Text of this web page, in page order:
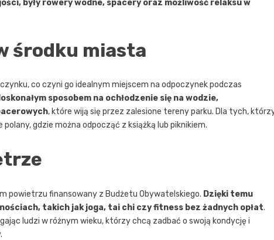
były rowery wodne, spacery oraz możliwość relaksu w
środku miasta
co czyni go idealnym miejscem na odpoczynek podczas
sposobem na ochłodzenie się na wodzie,
, które wiją się przez zalesione tereny parku. Dla tych,
gdzie można odpocząć z książką lub piknikiem.
powietrzu finansowany z Budżetu Obywatelskiego. Dzięki temu
takich jak joga, tai chi czy fitness bez żadnych opłat.
ludzi w różnym wieku, którzy chcą zadbać o swoją kondycję i